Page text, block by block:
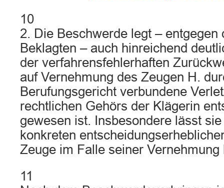
10
2. Die Beschwerde legt – entgegen
Beklagten – auch hinreichend
der verfahrensfehlerhaften
auf Vernehmung des Zeugen H.
Berufungsgericht verbundene
rechtlichen Gehörs der Klägerin
gewesen ist. Insbesondere lässt
konkreten
Zeuge im Falle seiner Vernehmung
11